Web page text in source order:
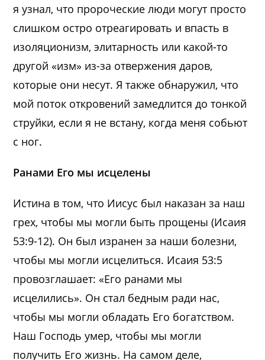
я узнал, что пророческие люди могут просто
слишком остро отреагировать и впасть в
изоляционизм, элитарность или какой-то
другой «изм» из-за отвержения даров,
которые они несут. Я также обнаружил, что
мой поток откровений замедлится до тонкой
струйки, если я не встану, когда меня собьют
с ног.
Ранами Его мы исцелены
Истина в том, что Иисус был наказан за наш
грех, чтобы мы могли быть прощены (Исаия
53:9-12). Он был изранен за наши болезни,
чтобы мы могли исцелиться. Исаия 53:5
провозглашает: «Его ранами мы
исцелились». Он стал бедным ради нас,
чтобы мы могли обладать Его богатством.
Наш Господь умер, чтобы мы могли
получить Его жизнь. На самом деле,